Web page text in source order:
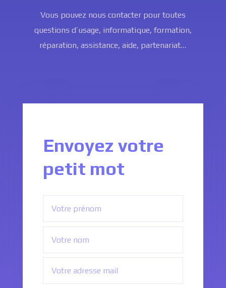
Vous pouvez nous contacter pour toutes
questions d’usage, informatique, formation,
réparation, assistance, aide, partenariat…
Envoyez votre
petit mot